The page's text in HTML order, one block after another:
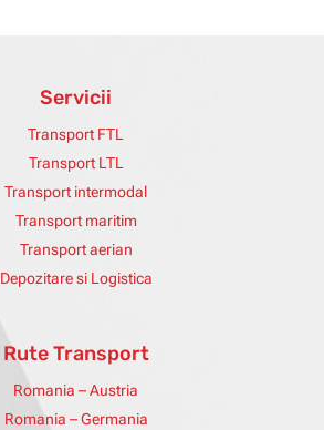
Servicii
Transport FTL
Transport LTL
Transport intermodal
Transport maritim
Transport aerian
Depozitare si Logistica
Rute Transport
Romania – Austria
Romania – Germania